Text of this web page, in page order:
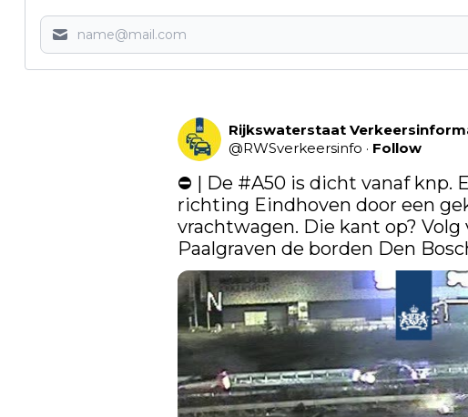
Rijkswaterstaat
@RWSverkeersinfo · Follow
⛔ | De #A50 is dicht vanaf knp.
richting Eindhoven door een
vrachtwagen. Die kant op? Volg
Paalgraven de borden Den